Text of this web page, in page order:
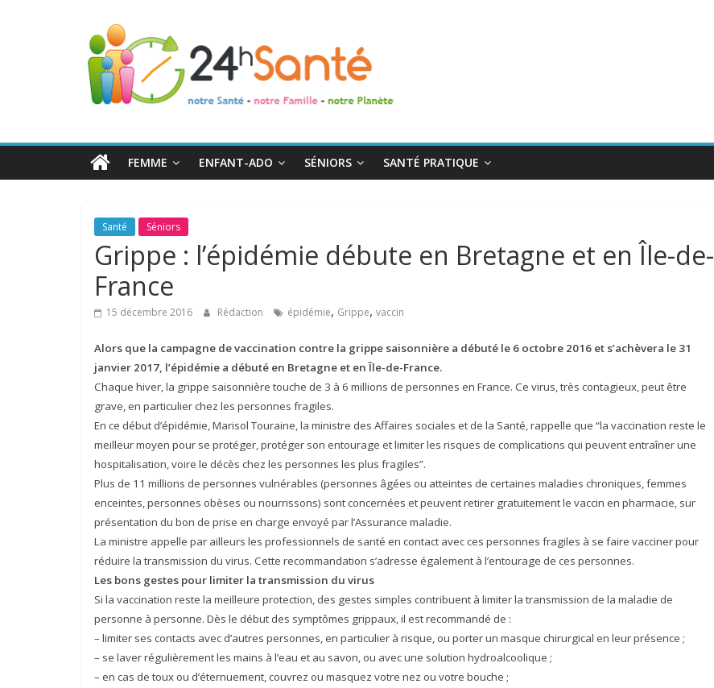
24h
Santé
toute
FEMME ENFANT-ADO SÉNIORS SANTÉ PRATIQUE
Santé Séniors
Grippe : l’épidémie débute en Bretagne et en Île-de-
France
15 décembre 2016 Rédaction épidémie, Grippe, vaccin
Alors que la campagne de vaccination contre la grippe saisonnière a débuté le 6 octobre 2016 et s’achèvera le 31
janvier 2017, l’épidémie a débuté en Bretagne et en Île-de-France.
Chaque hiver, la grippe saisonnière touche de 3 à 6 millions de personnes en France. Ce virus, très contagieux, peut être
grave, en particulier chez les personnes fragiles.
En ce début d’épidémie, Marisol Touraine, la ministre des Affaires sociales et de la Santé, rappelle que “la vaccination reste le
meilleur moyen pour se protéger, protéger son entourage et limiter les risques de complications qui peuvent entraîner une
hospitalisation, voire le décès chez les personnes les plus fragiles”.
Plus de 11 millions de personnes vulnérables (personnes âgées ou atteintes de certaines maladies chroniques, femmes
enceintes, personnes obèses ou nourrissons) sont concernées et peuvent retirer gratuitement le vaccin en pharmacie, sur
présentation du bon de prise en charge envoyé par l’Assurance maladie.
La ministre appelle par ailleurs les professionnels de santé en contact avec ces personnes fragiles à se faire vacciner pour
réduire la transmission du virus. Cette recommandation s’adresse également à l’entourage de ces personnes.
Les bons gestes pour limiter la transmission du virus
Si la vaccination reste la meilleure protection, des gestes simples contribuent à limiter la transmission de la maladie de
personne à personne. Dès le début des symptômes grippaux, il est recommandé de :
– limiter ses contacts avec d’autres personnes, en particulier à risque, ou porter un masque chirurgical en leur présence ;
– se laver régulièrement les mains à l’eau et au savon, ou avec une solution hydroalcoolique ;
– en cas de toux ou d’éternuement, couvrez ou masquez votre nez ou votre bouche ;